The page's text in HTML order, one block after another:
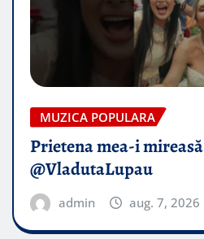
MUZICA POPULARA
Prietena mea-i mireasă​
@VladutaLupau
admin aug. 7, 2026